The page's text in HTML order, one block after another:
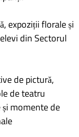
expoziții florale și
din Sectorul
de pictură,
de teatru
momente de